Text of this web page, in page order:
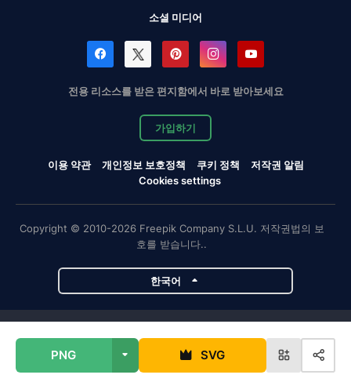
PNG SVG
소셜 미디어
전용 리소스를 받은 편지함에서 바로 받아보세요
가입하기
이용 약관 개인정보 보호정책 쿠키 정책
저작권 알림
Cookies settings
Copyright © 2010-2026 Freepik Company S.L.U. 저작권법의 보
호를 받습니다..
한국어